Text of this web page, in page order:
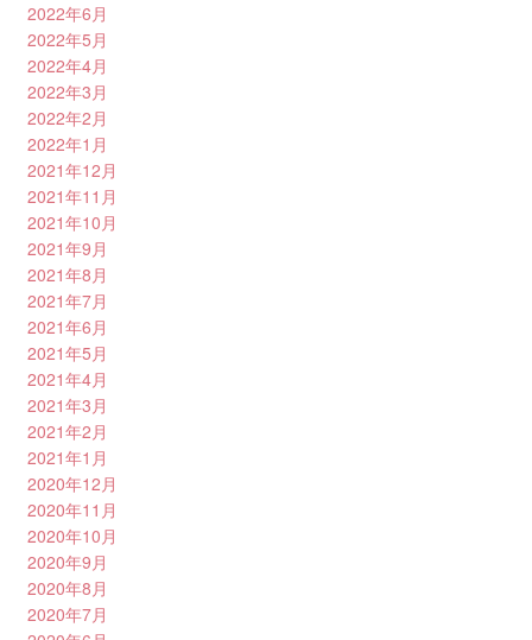
2022年6月
2022年5月
2022年4月
2022年3月
2022年2月
2022年1月
2021年12月
2021年11月
2021年10月
2021年9月
2021年8月
2021年7月
2021年6月
2021年5月
2021年4月
2021年3月
2021年2月
2021年1月
2020年12月
2020年11月
2020年10月
2020年9月
2020年8月
2020年7月